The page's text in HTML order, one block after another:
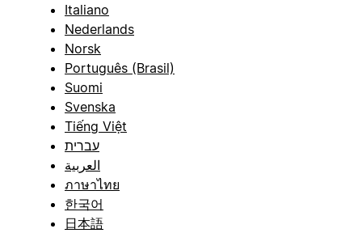
Italiano
Nederlands
Norsk
Português (Brasil)
Suomi
Svenska
Tiếng Việt
עברית
العربية
ภาษาไทย
한국어
日本語